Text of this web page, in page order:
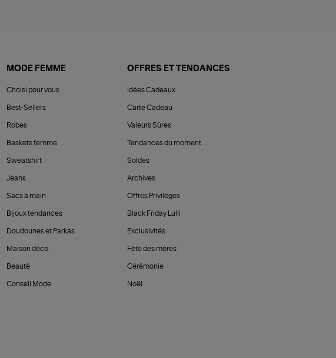
MODE FEMME
Choisi pour vous
Best-Sellers
Robes
Baskets femme
Sweatshirt
Jeans
Sacs à main
Bijoux tendances
Doudounes et Parkas
Maison déco
Beauté
Conseil Mode
OFFRES ET TENDANCES
Idées Cadeaux
Carte Cadeau
Valeurs Sûres
Tendances du moment
Soldes
Archives
Offres Privilèges
Black Friday Lulli
Exclusivités
Fête des mères
Cérémonie
Noël